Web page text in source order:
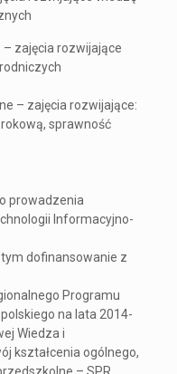
zajęcia rozwijające
– zajęcia rozwijające:
sprawność
prowadzenia
Informacyjno-
tym dofinansowanie z
Programu
na lata 2014-
Wiedza i
kształcenia ogólnego,